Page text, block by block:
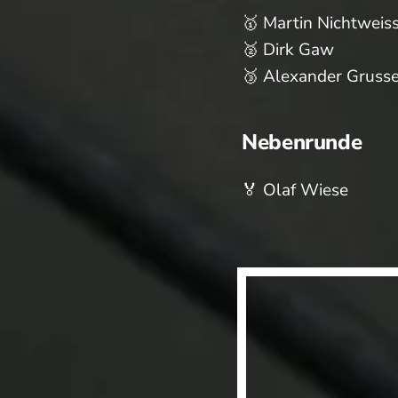
🥇 Martin
🥈 Dirk Gaw
🥉 Alexander
Nebenrunde
🏅 Olaf Wiese